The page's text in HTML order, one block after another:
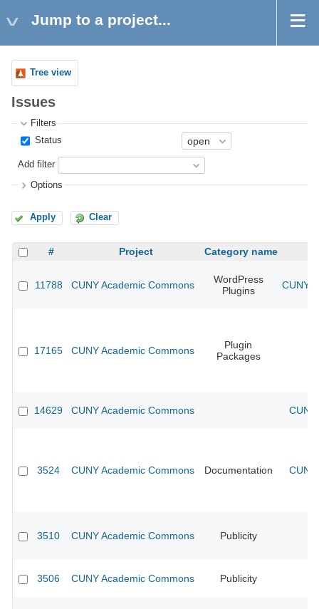
Jump to a project...
Tree view
Issues
Filters
Status
Add filter
Options
Apply Clear
# Project Category name
11788 CUNY Academic Commons
WordPress
Plugins
CUNY
17165 CUNY Academic Commons
Plugin
Packages
14629 CUNY Academic Commons
3524 CUNY Academic Commons Documentation
3510 CUNY Academic Commons Publicity
3506 CUNY Academic Commons Publicity